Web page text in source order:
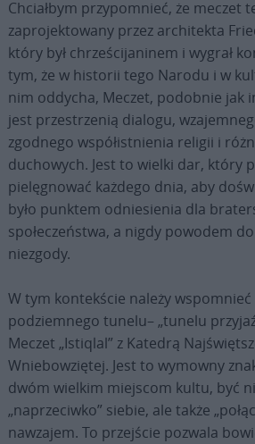
Chciałbym przypomnieć, że meczet
zaprojektowany przez architekta
który był chrześcijaninem i wygrał
tym, że w historii tego Narodu i w
nim oddycha, Meczet, podobnie jak
jest przestrzenią dialogu,
zgodnego współistnienia religii i
duchowych. Jest to wielki dar, który
pielęgnować każdego dnia, aby
było punktem odniesienia dla
społeczeństwa, a nigdy powodem
niezgody.
W tym kontekście należy
podziemnego tunelu– „tunelu
Meczet „Istiqlal” z Katedrą
Wniebowziętej. Jest to wymowny
dwóm wielkim miejscom kultu, być
„naprzeciwko” siebie, ale także
nawzajem. To przejście pozwala